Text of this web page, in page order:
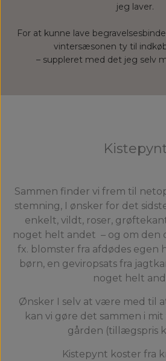
jeg laver.
For at kunne lave
vintersæsonen ty til
– suppleret med det jeg selv
Sammen finder vi frem til
stemning, I ønsker for det
enkelt, vildt, roser,
noget helt andet – og om den
fx. blomster fra afdødes egen
børn, en geviropsats fra
noget helt
Ønsker I selv at være med til
kan vi gøre det sammen i
gården (tillægspris
Kistepynt koster fra